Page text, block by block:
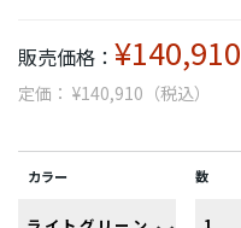
販売価格： ¥140,910
定価： ¥140,910（税込）
カラー 数